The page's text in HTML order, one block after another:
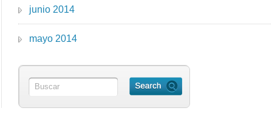
junio 2014
mayo 2014